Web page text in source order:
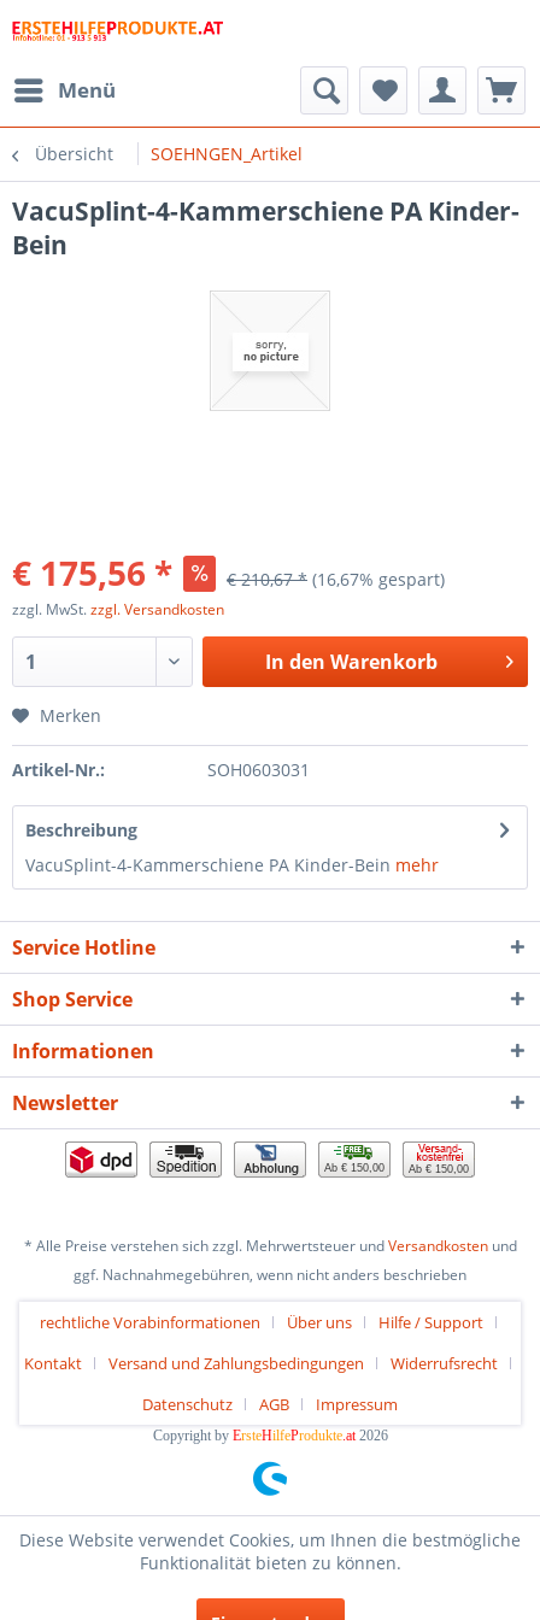
Menü
Übersicht SOEHNGEN_Artikel
VacuSplint-4-Kammerschiene PA Kinder-
Bein
€ 175,56 * € 210,67 * (16,67% gespart)
zzgl. MwSt.zzgl. Versandkosten
In den Warenkorb
Merken
Artikel-Nr.: SOH0603031
Beschreibung
VacuSplint-4-Kammerschiene PA Kinder-Bein mehr
Service Hotline
Shop Service
Informationen
Newsletter
Ab € 150,00 Ab € 150,00
* Alle Preise verstehen sich zzgl. Mehrwertsteuer undVersandkostenund
ggf. Nachnahmegebühren, wenn nicht anders beschrieben
rechtliche Vorabinformationen Über uns
Hilfe / Support
Kontakt
Versand und Zahlungsbedingungen
Widerrufsrecht
Datenschutz
AGB Impressum
Copyright by ErsteHilfeProdukte.at2026
Diese Website verwendet Cookies, um Ihnen die bestmögliche
Funktionalität bieten zu können.